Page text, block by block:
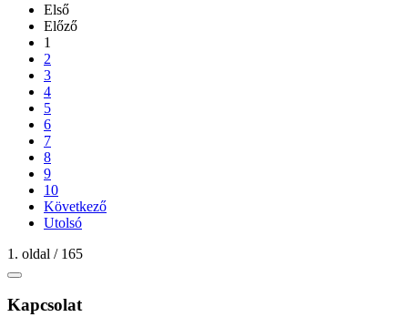
Első
Előző
1
2
3
4
5
6
7
8
9
10
Következő
Utolsó
1. oldal / 165
Kapcsolat